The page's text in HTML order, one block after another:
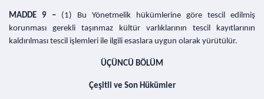
MADDE 9 – (1) Bu Yönetmelik hükümlerine göre tescil edilmiş
korunması gerekli taşınmaz kültür varlıklarının tescil kayıtlarının
kaldırılması tescil işlemleri ile ilgili esaslara uygun olarak yürütülür.
ÜÇÜNCÜ BÖLÜM
Çeşitli ve Son Hükümler